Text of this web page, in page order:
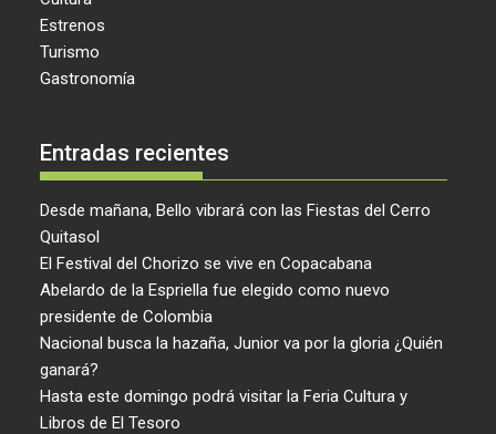
Estrenos
Turismo
Gastronomía
Entradas recientes
Desde mañana, Bello vibrará con las Fiestas del Cerro
Quitasol
El Festival del Chorizo se vive en Copacabana
Abelardo de la Espriella fue elegido como nuevo
presidente de Colombia
Nacional busca la hazaña, Junior va por la gloria ¿Quién
ganará?
Hasta este domingo podrá visitar la Feria Cultura y
Libros de El Tesoro